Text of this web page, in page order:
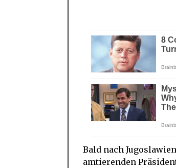
Bald nach Jugoslawien
amtierenden